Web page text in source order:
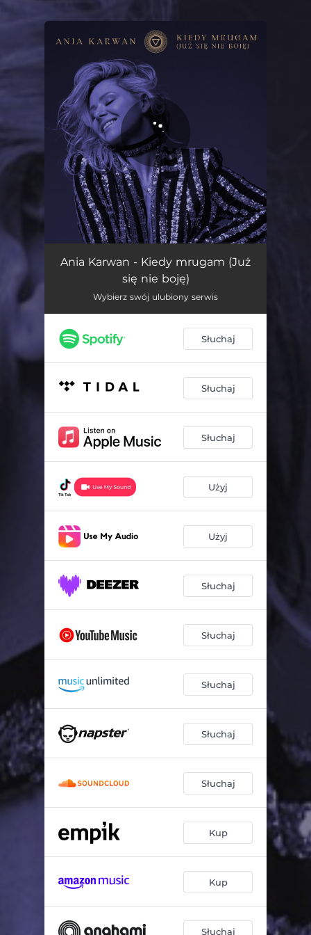
Kiedy mrugam (Już się nie boję) 03:32
Ania Karwan - Kiedy mrugam (Już
się nie boję)
Wybierz swój ulubiony serwis
Słuchaj
Słuchaj
Słuchaj
Użyj
Użyj
Słuchaj
Słuchaj
Słuchaj
Słuchaj
Słuchaj
Kup
Kup
Słuchaj